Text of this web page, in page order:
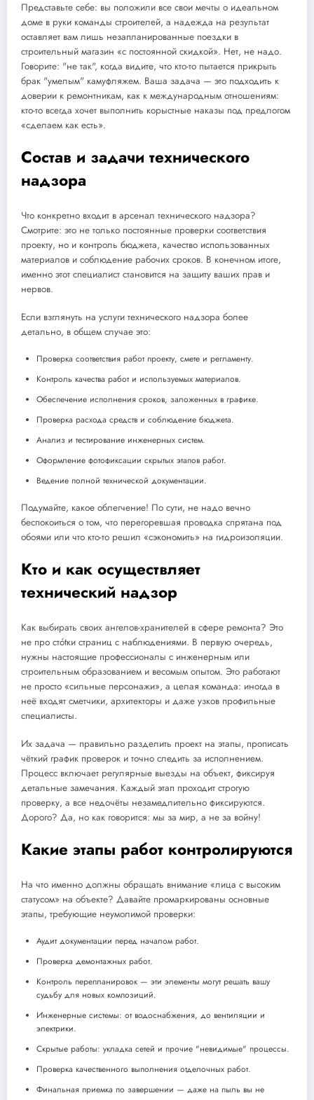
Представьте себе: вы положили все свои мечты о идеальном
доме в руки команды строителей, а надежда на результат
оставляет вам лишь незапланированные поездки в
строительный магазин «с постоянной скидкой». Нет, не надо.
Говорите: "не так", когда видите, что кто-то пытается прикрыть
брак "умелым" камуфляжем. Ваша задача — это подходить к
доверии к ремонтникам, как к международным отношениям:
кто-то всегда хочет выполнить корыстные наказы под предлогом
«сделаем как есть».
Состав и задачи технического
надзора
Что конкретно входит в арсенал технического надзора?
Смотрите: это не только постоянные проверки соответствия
проекту, но и контроль бюджета, качество использованных
материалов и соблюдение рабочих сроков. В конечном итоге,
именно этот специалист становится на защиту ваших прав и
нервов.
Если взглянуть на услуги технического надзора более
детально, в общем случае это:
Проверка соответствия работ проекту, смете и регламенту.
Контроль качества работ и используемых материалов.
Обеспечение исполнения сроков, заложенных в графике.
Проверка расхода средств и соблюдение бюджета.
Анализ и тестирование инженерных систем.
Оформление фотофиксации скрытых этапов работ.
Ведение полной технической документации.
Подумайте, какое облегчение! По сути, не надо вечно
беспокоиться о том, что перегоревшая проводка спрятана под
обоями или что кто-то решил «сэкономить» на гидроизоляции.
Кто и как осуществляет
технический надзор
Как выбирать своих ангелов-хранителей в сфере ремонта? Это
не про стótки страниц с наблюдениями. В первую очередь,
нужны настоящие профессионалы с инженерным или
строительным образованием и весомым опытом. Это работают
не просто «сильные персонажи», а целая команда: иногда в
неё входят сметчики, архитекторы и даже узков профильные
специалисты.
Их задача — правильно разделить проект на этапы, прописать
чёткий график проверок и точно следить за исполнением.
Процесс включает регулярные выезды на объект, фиксируя
детальные замечания. Каждый этап проходит строгую
проверку, а все недочёты незамедлительно фиксируются.
Дорого? Да, но как говорится: мы за мир, а не за войну!
Какие этапы работ контролируются
На что именно должны обращать внимание «лица с высоким
статусом» на объекте? Давайте промаркированы основные
этапы, требующие неумолимой проверки:
Аудит документации перед началом работ.
Проверка демонтажных работ.
Контроль перепланировок — эти элементы могут решать вашу
судьбу для новых композиций.
Инженерные системы: от водоснабжения, до вентиляции и
электрики.
Скрытые работы: укладка сетей и прочие "невидимые" процессы.
Проверка качественного выполнения отделочных работ.
Финальная приемка по завершении — даже на пыль вы не